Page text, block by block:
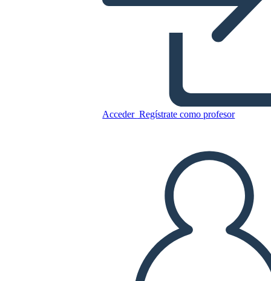
Acceder Regístrate como profesor
Schiavitù: Harriet Tubman
CREAR UN GUIÓN GRÁFICO
JUEGO DE DIAPOSITIVAS
LEERME